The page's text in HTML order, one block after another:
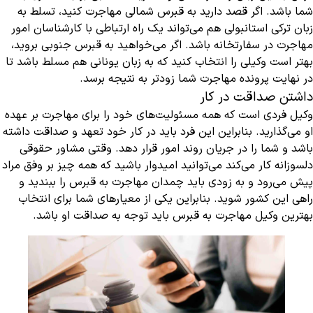
شما باشد. اگر قصد دارید به قبرس شمالی مهاجرت کنید، تسلط به
زبان ترکی استانبولی هم می‌تواند یک راه ارتباطی با کارشناسان امور
مهاجرت در سفارتخانه باشد. اگر می‌خواهید به قبرس جنوبی بروید،
بهتر است وکیلی را انتخاب کنید که به زبان یونانی هم مسلط باشد تا
در نهایت پرونده مهاجرت شما زودتر به نتیجه برسد.
داشتن صداقت در کار
وکیل فردی است که همه مسئولیت‌های خود را برای مهاجرت بر عهده
او می‌گذارید. بنابراین این فرد باید در کار خود تعهد و صداقت داشته
باشد و شما را در جریان روند امور قرار دهد. وقتی مشاور حقوقی
دلسوزانه کار می‌کند می‌توانید امیدوار باشید که همه چیز بر وفق مراد
پیش می‌رود و به زودی باید چمدان مهاجرت به قبرس را ببندید و
راهی این کشور شوید. بنابراین یکی از معیارهای شما برای انتخاب
بهترین وکیل مهاجرت به قبرس باید توجه به صداقت او باشد.